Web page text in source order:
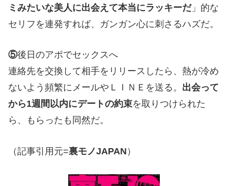
ミみたいな美人に出会えて本当にラッキーだ」的な
セリフを連発すれば、ガンガン心に刺さるハズだ。
⑤後日のアポでセックスへ
連絡先を交換して相手をリリースしたら、熱が冷め
ないよう頻繁にメールやＬＩＮＥを送る。 出会って
から1週間以内にデートの約束を取りつけられた
ら、もらったも同然だ。
（記事引用元=裏モノJAPAN ）